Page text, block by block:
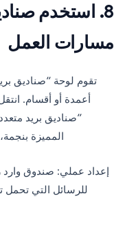
8. استخدم
مسارات العمل
أعمدة أو أقسام.
“صناديق بريد
المميزة
إعداد عملي: صندوق وارد
للرسائل التي تحمل